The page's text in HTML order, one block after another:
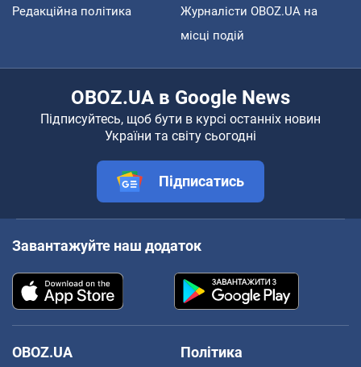
Редакційна політика
Журналісти OBOZ.UA на
місці подій
OBOZ.UA в Google News
Підписуйтесь, щоб бути в курсі останніх новин
України та світу сьогодні
Підписатись
Завантажуйте наш додаток
OBOZ.UA
Політика